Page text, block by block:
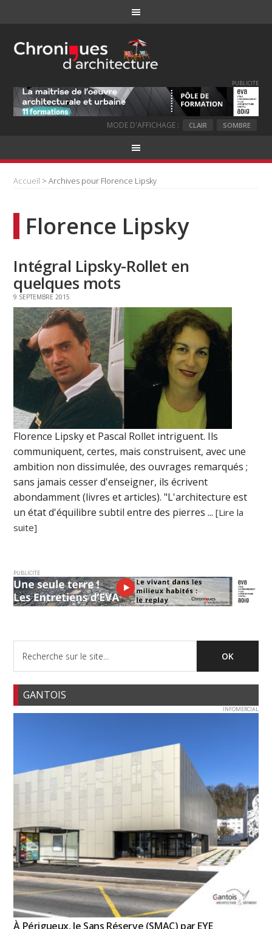
PUBLICITE
MODE D'AFFICHAGE : CLAIR SOMBRE
Accueil > Archives pour Florence Lipsky
Florence Lipsky
Intégral Lipsky-Rollet en
quelques mots
9 SEPTEMBRE 2015
Florence Lipsky et Pascal Rollet intriguent. Ils
communiquent, certes, mais construisent, avec une
ambition non dissimulée, des ouvrages remarqués ;
sans jamais cesser d'enseigner, ils écrivent
abondamment (livres et articles). "L'architecture est
un état d'équilibre subtil entre des pierres ...[Lire la
suite]
PUBLICITE
GANTOIS
INFOMERCIAL
À Périgueux, le Sans Réserve (SMAC) par EYE